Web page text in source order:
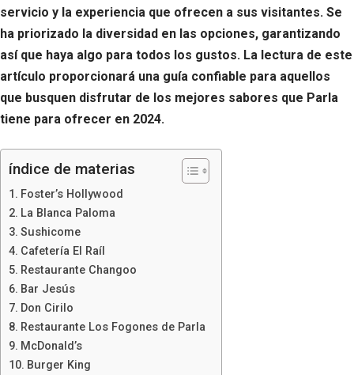
servicio y la experiencia que ofrecen a sus visitantes. Se
ha priorizado la diversidad en las opciones, garantizando
así que haya algo para todos los gustos. La lectura de este
artículo proporcionará una guía confiable para aquellos
que busquen disfrutar de los mejores sabores que Parla
tiene para ofrecer en 2024.
índice de materias
Foster’s Hollywood
La Blanca Paloma
Sushicome
Cafetería El Raíl
Restaurante Changoo
Bar Jesús
Don Cirilo
Restaurante Los Fogones de Parla
McDonald’s
Burger King